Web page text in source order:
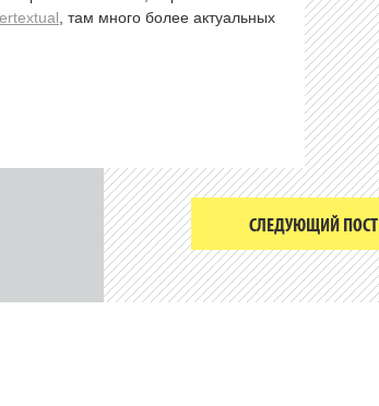
, там много более актуальных
СЛЕДУЮЩИЙ ПОСТ